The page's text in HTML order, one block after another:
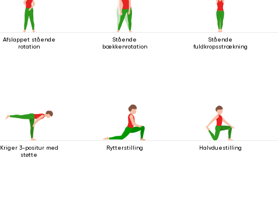
Afslappet stående
rotation
Stående
bækkenrotation
Stående
fuldkropsstrækning
Kriger 3-positur med
støtte
Rytterstilling Halvduestilling